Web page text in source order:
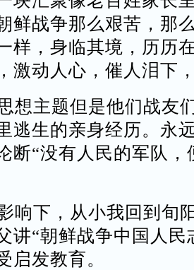
鲜战争那么艰苦，那
样，身临其境，历历
激动人心，催人泪下
想主题但是他们战友
逃生的亲身经历。永
断“没有人民的军队，
响下，从小我回到旬
讲“朝鲜战争中国人
启发教育。